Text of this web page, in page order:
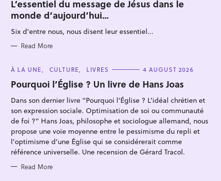
E
G
O
R
I
S
L’essentiel du message de Jésus dans le
monde d’aujourd’hui…
Six d'entre nous, nous disent leur essentiel...
Read More
C
T
E
O
I
E
S
À LA UNE CULTURE LIVRES 4 AUGUST 2026
Pourquoi l’Église ? Un livre de Hans Joas
Dans son dernier livre "Pourquoi l'Église ? L’idéal chrétien et
son expression sociale. Optimisation de soi ou communauté
de foi ?" Hans Joas, philosophe et sociologue allemand, nous
propose une voie moyenne entre le pessimisme du repli et
l’optimisme d’une Église qui se considérerait comme
référence universelle. Une recension de Gérard Tracol.
Read More
S
e
r
c
f
o
r
: